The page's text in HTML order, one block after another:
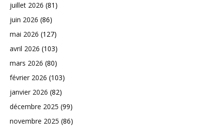
juillet 2026 (81)
juin 2026 (86)
mai 2026 (127)
avril 2026 (103)
mars 2026 (80)
février 2026 (103)
janvier 2026 (82)
décembre 2025 (99)
novembre 2025 (86)